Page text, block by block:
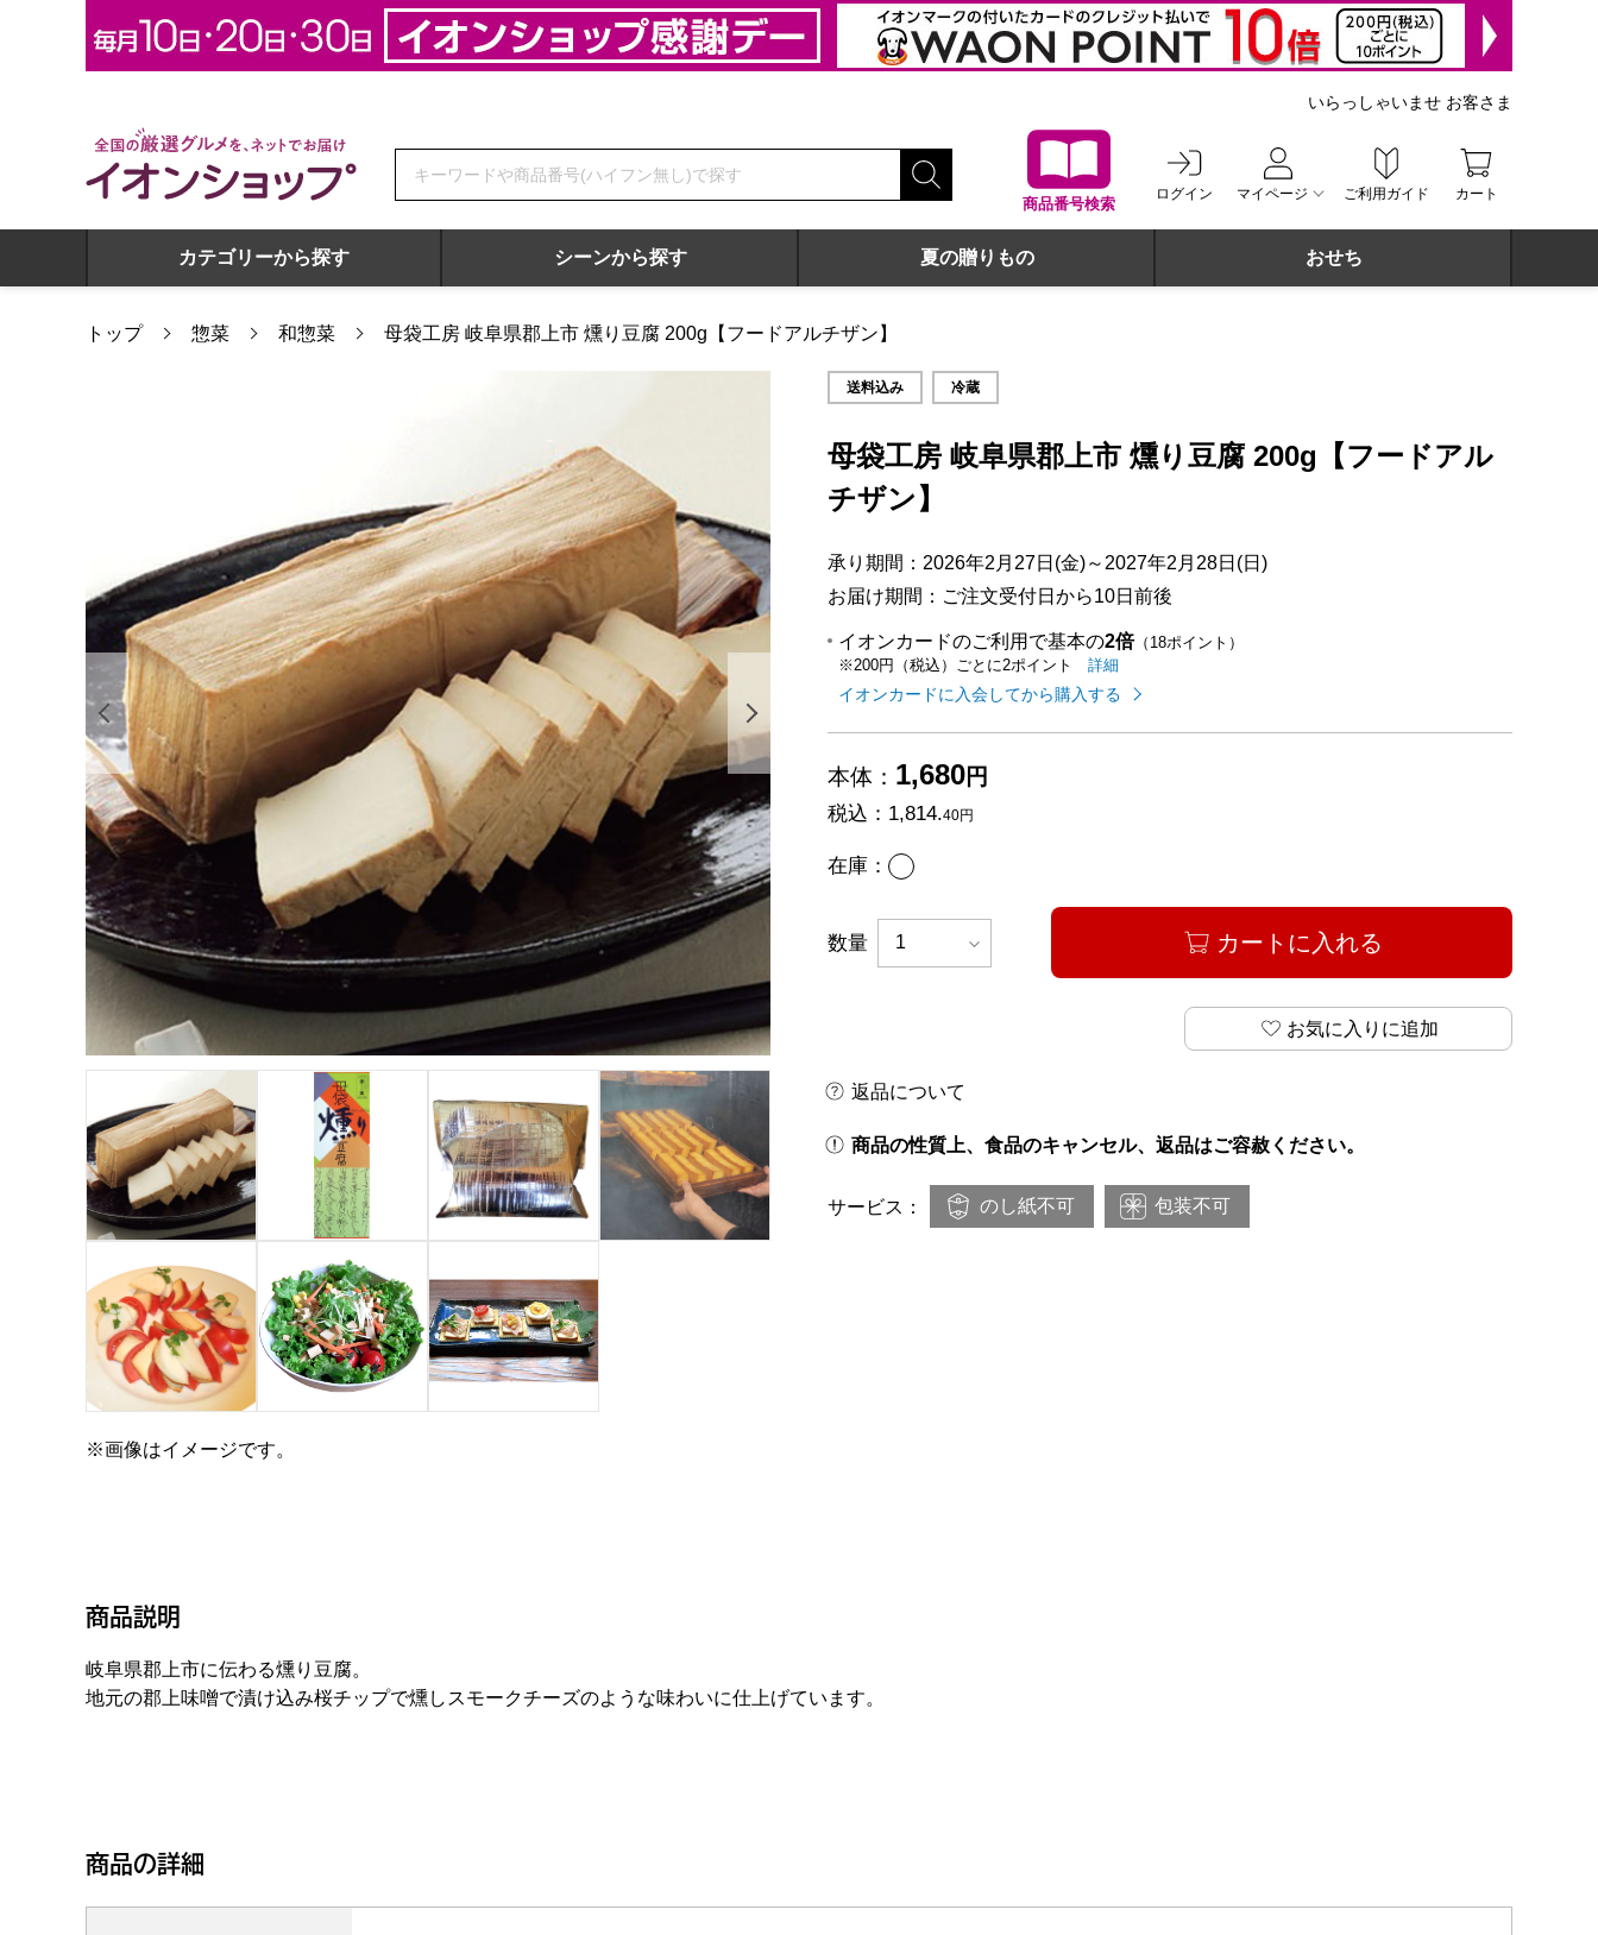
全国の厳選グルメを、ネットでお届け イオンショップ
商品番号検索
ログイン マイページ ご利用ガイド カート
いらっしゃいませ お客さま
カテゴリーから探す シーンから探す 夏の贈りもの おせち
トップ 惣菜 和惣菜 母袋工房 岐阜県郡上市 燻り豆腐 200g【フードアルチザン】
前の画像を表示する 次の画像を表示する
※画像はイメージです。
送料込み 冷蔵
母袋工房 岐阜県郡上市 燻り豆腐 200g【フードアル
チザン】
承り期間：2026年2月27日(金)～2027年2月28日(日)
お届け期間：ご注文受付日から10日前後
イオンカードのご利用で基本の2倍（18ポイント）
※200円（税込）ごとに2ポイント
イオンカードのご利用でたまるポイントの
詳細
イオンカードに入会してから購入する
本体： 1,680円
税込： 1,814.40円
在庫： あり
数量 カートに入れる
お気に入りに追加
返品について
商品の性質上、食品のキャンセル、返品はご容赦ください。
サービス： のし紙不可 包装不可
商品説明
岐阜県郡上市に伝わる燻り豆腐。
地元の郡上味噌で漬け込み桜チップで燻しスモークチーズのような味わいに仕上げています。
商品の詳細